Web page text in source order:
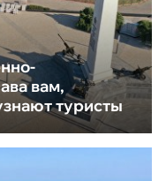
вам,
туристы